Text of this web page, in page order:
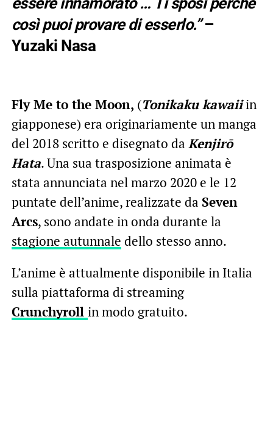
così puoi provare di esserlo.”–
Yuzaki Nasa
Fly Me to the Moon, (Tonikaku kawaiiin
giapponese) era originariamente un manga
del 2018 scritto e disegnato da Kenjirō
Hata. Una sua trasposizione animata è
stata annunciata nel marzo 2020 e le 12
puntate dell’anime, realizzate da Seven
Arcs, sono andate in onda durante la
stagione autunnale dello stesso anno.
L’anime è attualmente disponibile in Italia
sulla piattaforma di streaming
Crunchyroll in modo gratuito.